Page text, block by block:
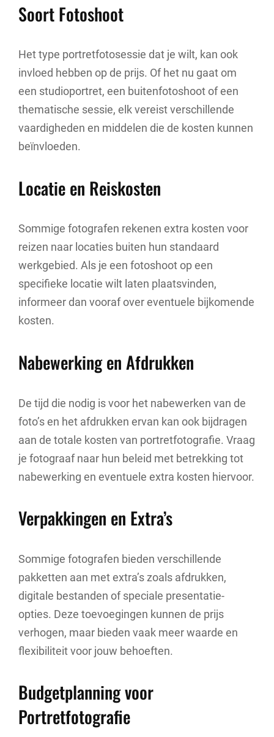
Soort Fotoshoot
Het type portretfotosessie dat je wilt, kan ook
invloed hebben op de prijs. Of het nu gaat om
een studioportret, een buitenfotoshoot of een
thematische sessie, elk vereist verschillende
vaardigheden en middelen die de kosten kunnen
beïnvloeden.
Locatie en Reiskosten
Sommige fotografen rekenen extra kosten voor
reizen naar locaties buiten hun standaard
werkgebied. Als je een fotoshoot op een
specifieke locatie wilt laten plaatsvinden,
informeer dan vooraf over eventuele bijkomende
kosten.
Nabewerking en Afdrukken
De tijd die nodig is voor het nabewerken van de
foto’s en het afdrukken ervan kan ook bijdragen
aan de totale kosten van portretfotografie. Vraag
je fotograaf naar hun beleid met betrekking tot
nabewerking en eventuele extra kosten hiervoor.
Verpakkingen en Extra’s
Sommige fotografen bieden verschillende
pakketten aan met extra’s zoals afdrukken,
digitale bestanden of speciale presentatie-
opties. Deze toevoegingen kunnen de prijs
verhogen, maar bieden vaak meer waarde en
flexibiliteit voor jouw behoeften.
Budgetplanning voor
Portretfotografie